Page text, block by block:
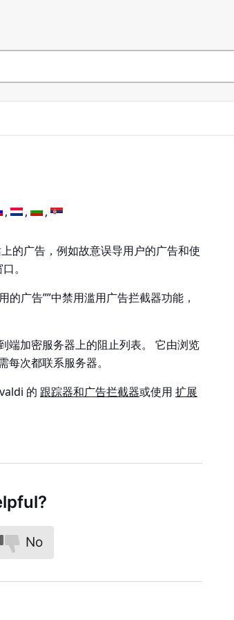
的广告，例如故意误导用户的广告和使
。
的广告””中禁用滥用广告拦截器功能，
端加密服务器上的阻止列表。 它由浏览
次都联系服务器。
的 跟踪器和广告拦截器或使用 扩展
No